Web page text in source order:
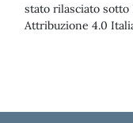
stato rilasciato sotto
Attribuzione 4.0